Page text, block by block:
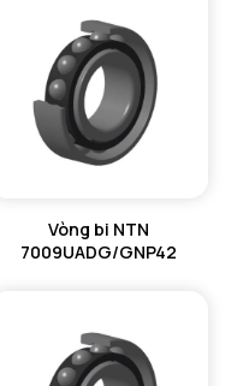
Vòng bi NTN
7009UADG/GNP42